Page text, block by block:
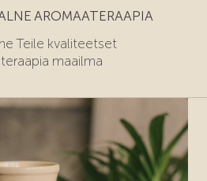
AROMAATERAAPIA
Teile kvaliteetset
maailma